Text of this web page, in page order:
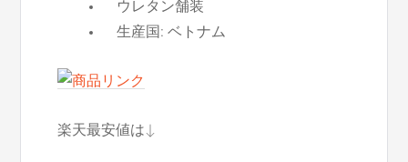
ウレタン舗装
生産国: ベトナム
楽天最安値は↓